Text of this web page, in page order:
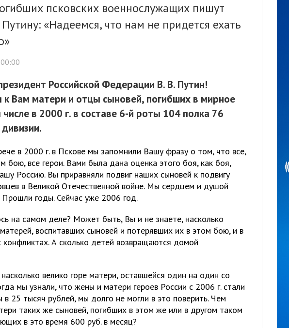
псковских военнослужащих пишут
«Надеемся, что нам не придется ехать
Российской Федерации В. В. Путин!
Вам матери и отцы сыновей, погибших в мирное
в 2000 г. в составе 6-й роты 104 полка 76
в 2000 г. в Пскове мы запомнили Вашу фразу о том, что все,
бою, все герои. Вами была дана оценка этого боя, как боя,
Россию. Вы приравняли подвиг наших сыновей к подвигу
в Великой Отечественной войне. Мы сердцем и душой
Прошли годы. Сейчас уже 2006 год.
на самом деле? Может быть, Вы и не знаете, насколько
воспитавших сыновей и потерявших их в этом бою, и в
конфликтах. А сколько детей возвращаются домой
велико горе матери, оставшейся один на один со
мы узнали, что жены и матери героев России с 2006 г. стали
в 25 тысяч рублей, мы долго не могли в это поверить. Чем
таких же сыновей, погибших в этом же или в другом таком
в это время 600 руб. в месяц?